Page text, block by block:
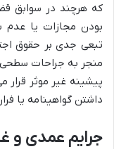
که هرچند در سوابق
تبعی جدی بر حقوق
منجر به جراحات
پیشینه غیر موثر قرار
داشتن گواهینامه یا
جرایم عمدی و